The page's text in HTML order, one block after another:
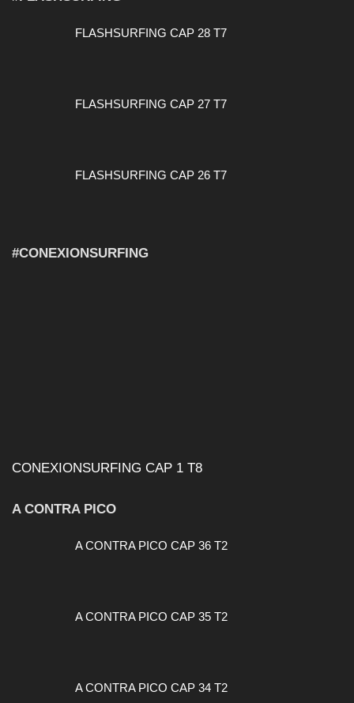
FLASHSURFING CAP 28 T7
FLASHSURFING CAP 27 T7
FLASHSURFING CAP 26 T7
#CONEXIONSURFING
CONEXIONSURFING CAP 1 T8
A CONTRA PICO
A CONTRA PICO CAP 36 T2
A CONTRA PICO CAP 35 T2
A CONTRA PICO CAP 34 T2